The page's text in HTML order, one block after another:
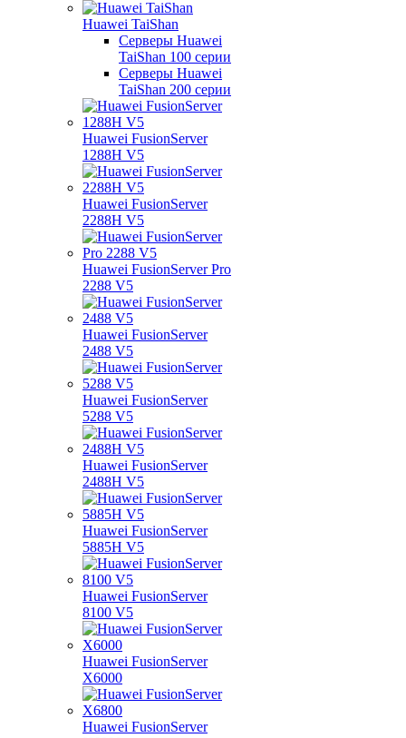
Huawei TaiShan
Серверы Huawei
TaiShan 100 серии
Серверы Huawei
TaiShan 200 серии
Huawei FusionServer
1288H V5
Huawei FusionServer
2288H V5
Huawei FusionServer Pro
2288 V5
Huawei FusionServer
2488 V5
Huawei FusionServer
5288 V5
Huawei FusionServer
2488H V5
Huawei FusionServer
5885H V5
Huawei FusionServer
8100 V5
Huawei FusionServer
X6000
Huawei FusionServer